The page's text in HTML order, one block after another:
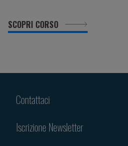
SCOPRI CORSO
Contattaci
Iscrizione Newsletter